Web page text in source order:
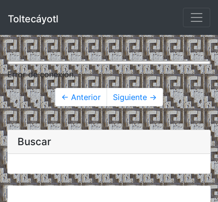
Toltecáyotl
Error de conexión.
← Anterior Siguiente →
Buscar